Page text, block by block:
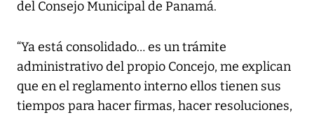
del Consejo Municipal de Panamá.
“Ya está consolidado… es un trámite
administrativo del propio Concejo, me explican
que en el reglamento interno ellos tienen sus
tiempos para hacer firmas, hacer resoluciones,